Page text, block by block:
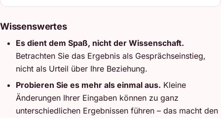
Wissenswertes
Es dient dem Spaß, nicht der Wissenschaft.
Betrachten Sie das Ergebnis als Gesprächseinstieg,
nicht als Urteil über Ihre Beziehung.
Probieren Sie es mehr als einmal aus. Kleine
Änderungen Ihrer Eingaben können zu ganz
unterschiedlichen Ergebnissen führen – das macht den